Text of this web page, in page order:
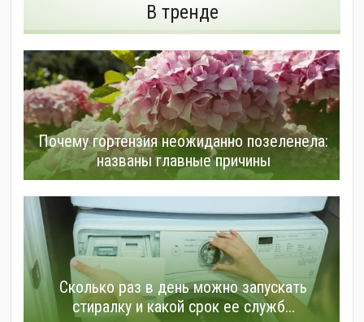
В тренде
Почему гортензия неожиданно позеленела:
названы главные причины
Сколько раз в день можно запускать
стиралку и какой срок ее служб...